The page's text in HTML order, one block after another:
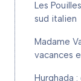
Les
sud italien
Madame
vacances
Hurghada